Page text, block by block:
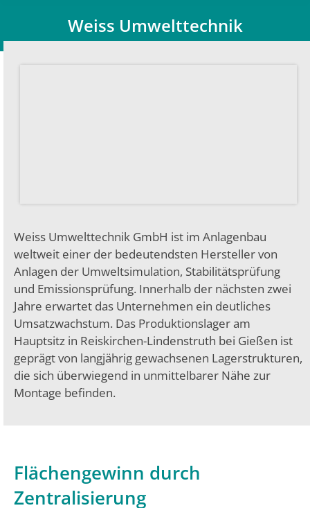
Weiss Umwelttechnik
Du bist hier:
Weiss Umwelttechnik GmbH ist im Anlagenbau
weltweit einer der bedeutendsten Hersteller von
Anlagen der Umweltsimulation, Stabilitätsprüfung
und Emissionsprüfung. Innerhalb der nächsten zwei
Jahre erwartet das Unternehmen ein deutliches
Umsatzwachstum. Das Produktionslager am
Hauptsitz in Reiskirchen-Lindenstruth bei Gießen ist
geprägt von langjährig gewachsenen Lagerstrukturen,
die sich überwiegend in unmittelbarer Nähe zur
Montage befinden.
Flächengewinn durch
Zentralisierung